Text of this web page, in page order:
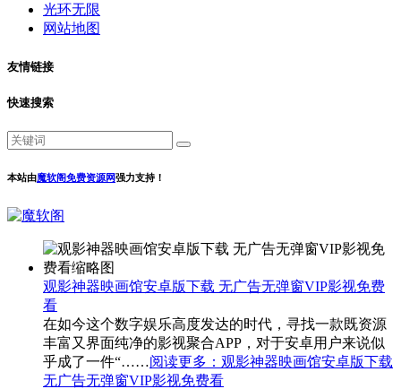
光环无限
网站地图
友情链接
快速搜索
本站由魔软阁免费资源网强力支持！
观影神器映画馆安卓版下载 无广告无弹窗VIP影视免费
看
在如今这个数字娱乐高度发达的时代，寻找一款既资源
丰富又界面纯净的影视聚合APP，对于安卓用户来说似
乎成了一件“……阅读更多 ：观影神器映画馆安卓版下载
无广告无弹窗VIP影视免费看